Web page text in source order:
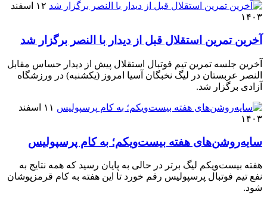
۱۲ اسفند
۱۴۰۳
آخرین تمرین استقلال قبل از دیدار با النصر برگزار شد
آخرین جلسه تمرین تیم فوتبال استقلال پیش از دیدار حساس مقابل
النصر عربستان در لیگ نخبگان آسیا امروز (یکشنبه) در ورزشگاه
آزادی برگزار شد.
۱۱ اسفند
۱۴۰۳
سایه‌روشن‌های هفته بیست‌ویکم؛ به کام پرسپولیس
هفته بیست‌ویکم لیگ برتر در حالی به پایان رسید که همه نتایج به
نفع تیم فوتبال پرسپولیس رقم خورد تا این هفته به کام قرمزپوشان
شود.